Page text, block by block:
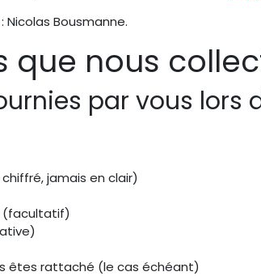
Bousmanne.
que nous
par vous lors
jamais en clair)
(facultatif)
êtes rattaché (le cas échéant)